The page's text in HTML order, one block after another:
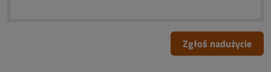
Zgłoś nadużycie